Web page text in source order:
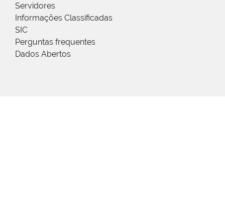
Servidores
Informações Classificadas
SIC
Perguntas frequentes
Dados Abertos